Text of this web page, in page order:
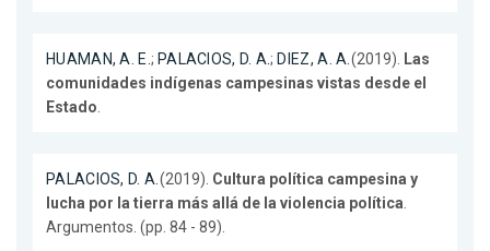
HUAMAN, A. E.; PALACIOS, D. A.; DIEZ, A. A.(2019). Las
comunidades indígenas campesinas vistas desde el
Estado.
PALACIOS, D. A.(2019). Cultura política campesina y
lucha por la tierra más allá de la violencia política.
Argumentos. (pp. 84 - 89).